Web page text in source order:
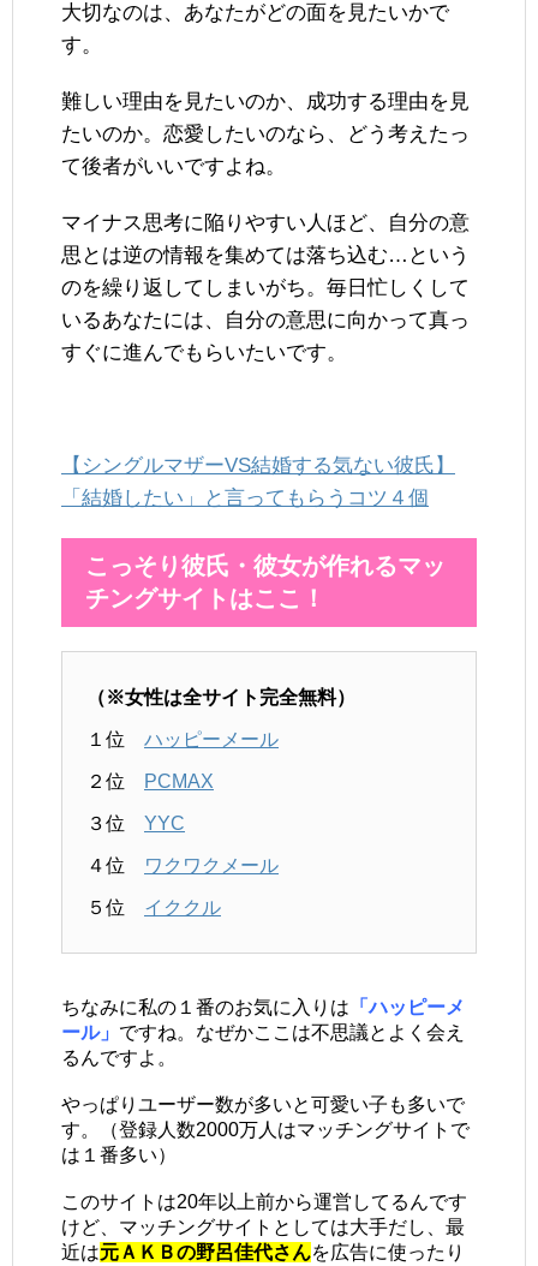
大切なのは、あなたがどの面を見たいかで
す。
難しい理由を見たいのか、成功する理由を見
たいのか。恋愛したいのなら、どう考えたっ
て後者がいいですよね。
マイナス思考に陥りやすい人ほど、自分の意
思とは逆の情報を集めては落ち込む…という
のを繰り返してしまいがち。毎日忙しくして
いるあなたには、自分の意思に向かって真っ
すぐに進んでもらいたいです。
【シングルマザーVS結婚する気ない彼氏】
「結婚したい」と言ってもらうコツ４個
こっそり彼氏・彼女が作れるマッ
チングサイトはここ！
（※女性は全サイト完全無料）
１位 ハッピーメール
２位 PCMAX
３位 YYC
４位 ワクワクメール
５位 イククル
ちなみに私の１番のお気に入りは 「ハッピーメ
ール」 ですね。なぜかここは不思議とよく会え
るんですよ。
やっぱりユーザー数が多いと可愛い子も多いで
す。（登録人数2000万人はマッチングサイトで
は１番多い）
このサイトは20年以上前から運営してるんです
けど、マッチングサイトとしては大手だし、最
近は元ＡＫＢの野呂佳代さんを広告に使ったり